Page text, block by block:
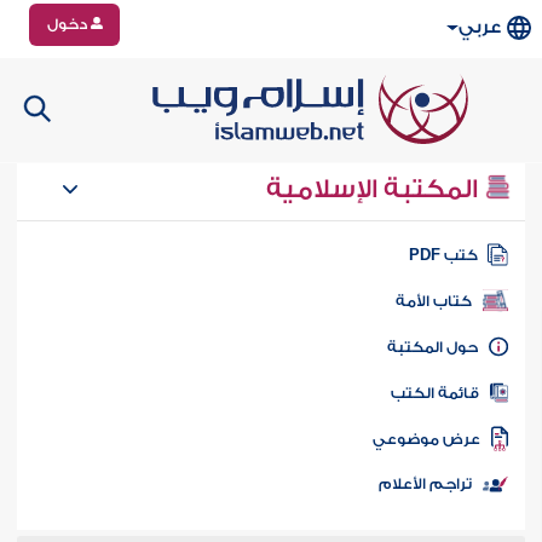
عربي دخول
المكتبة الإسلامية
كتب PDF
كتاب الأمة
المكتبة
الكتب
موضوعي